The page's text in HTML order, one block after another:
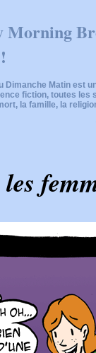
Morning
!
Dimanche Matin est
fiction, toutes les
la famille, la